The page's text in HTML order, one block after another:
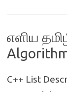
எளிய
C++ List